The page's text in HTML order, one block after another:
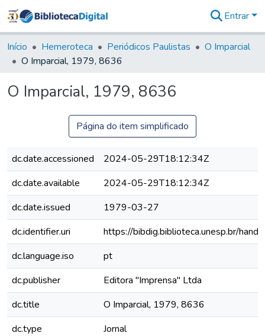
&
Coleções
Tudo na
Digital
Entrar
Início Hemeroteca Periódicos Paulistas
O Imparcial
O Imparcial, 1979, 8636
O Imparcial, 1979, 8636
Página do item simplificado
dc.date.accessioned
2024-05-29T18:12:34Z
dc.date.available
2024-05-29T18:12:34Z
dc.date.issued
1979-03-27
dc.identifier.uri
https://bibdig.biblioteca.unesp.br/
dc.language.iso
pt
dc.publisher
Editora "Imprensa" Ltda
dc.title
O Imparcial, 1979, 8636
dc.type
Jornal